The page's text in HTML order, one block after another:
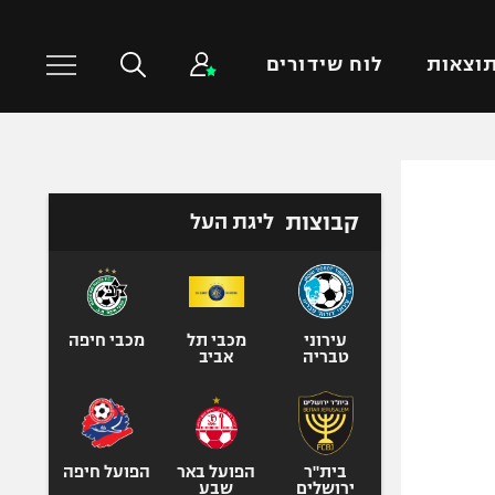
תוצאות לוח שידורים
טניס
כדורעף
ספורט אולימפי
קבוצות ליגת העל
עירוני
טבריה
מכבי תל
אביב
מכבי חיפה
בית"ר
ירושלים
הפועל באר
שבע
הפועל חיפה